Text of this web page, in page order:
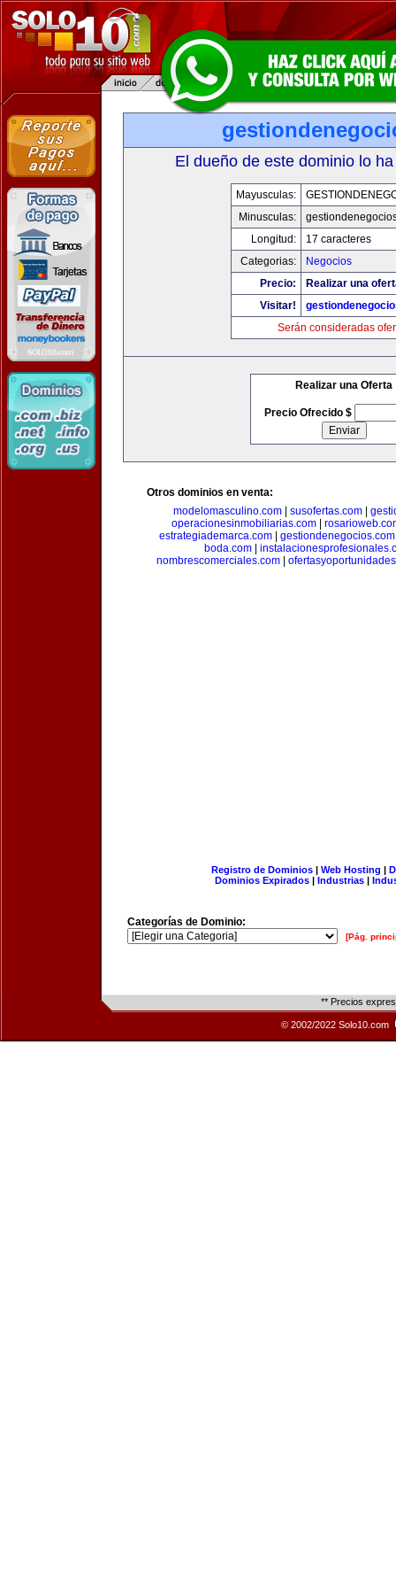
El dueño de este dominio lo
Mayusculas:
Minusculas:
Longitud:
17 caracteres
Categorias:
Negocios
Precio:
Realizar una
Visitar!
Serán consideradas
Realizar una Oferta
Precio Ofrecido $
Otros dominios en venta:
modelomasculino.com
susofertas.com
operacionesinmobiliarias.com
estrategiademarca.com| gestiondenegocios.com
boda.com|
nombrescomerciales.com
Registro de Dominios| Web Hosting |
Dominios Expirados | Industrias |
Categorías de Dominio:
[Pág.
** Precios
© 2002/2022 Solo10.com